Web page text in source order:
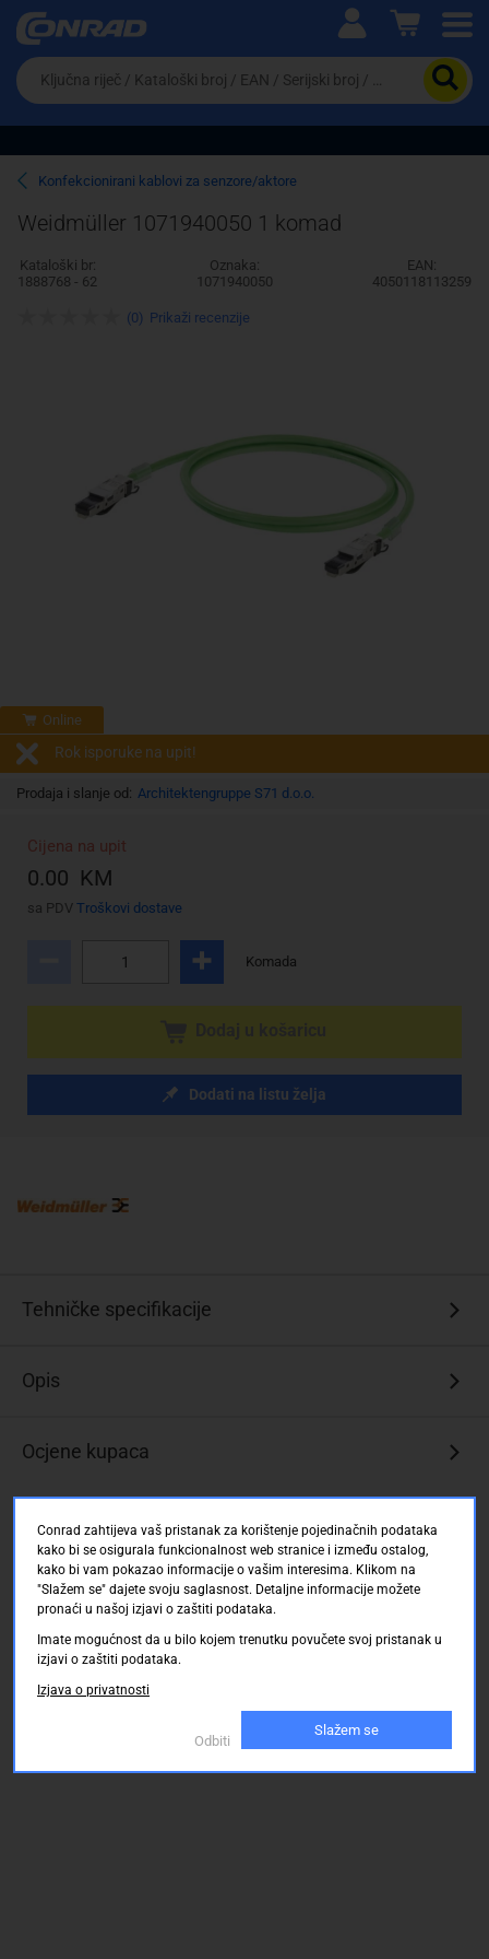
Ova postavka prilagođava asortiman proizvoda i
cijene vašim potrebama.
Pravno lice
Da
biste
potražili
proizvod,
unesite
ključnu
riječ,
kataloški
broj,
EAN
ili
Konfekcionirani kablovi za senzore/aktore
Weidmüller 1071940050 1 komad
Kataloški br:
1888768 - 62
Oznaka:
1071940050
EAN:
4050118113259
Online
Rok isporuke na upit!
Prodaja i slanje od: Architektengruppe S71 d.o.o.
Cijena na upit
0.00 KM
sa PDV Troškovi dostave
Komada
Dodati na listu želja
(0) Prikaži recenzije
Tehničke specifikacije
Opis
Ocjene kupaca
Conrad zahtijeva vaš pristanak za korištenje pojedinačnih podataka
kako bi se osigurala funkcionalnost web stranice i između ostalog,
kako bi vam pokazao informacije o vašim interesima. Klikom na
"Slažem se" dajete svoju saglasnost. Detaljne informacije možete
pronaći u našoj izjavi o zaštiti podataka.
Imate mogućnost da u bilo kojem trenutku povučete svoj pristanak u
izjavi o zaštiti podataka.
Izjava o privatnosti
Odbiti
Slažem se